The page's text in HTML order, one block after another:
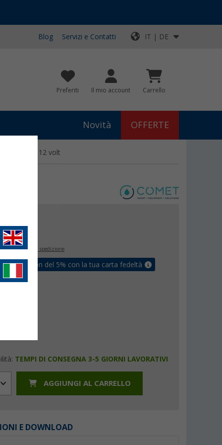
Blog Servizi e Contatti IT | DE
Preferiti Il mio account Carrello
Novità OFFERTE
Comet 12 volt
€
+ Spese di spedizione
un coupon del 5% con la tua carta fedeltà
TEMPI DI CONSEGNA 3-5 GIORNI LAVORATIVI
AGGIUNGI AL CARRELLO
E DOWNLOAD